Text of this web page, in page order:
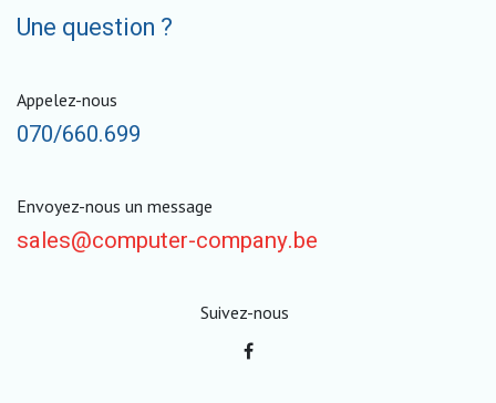
Une question ?
Appelez-nous
070/660.699
Envoyez-nous un message
sales@computer-company.be
Suivez-nous